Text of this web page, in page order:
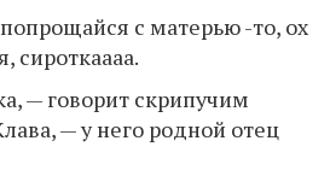
с матерью -то, ох
сироткаааа.
— говорит скрипучим
— у него родной отец